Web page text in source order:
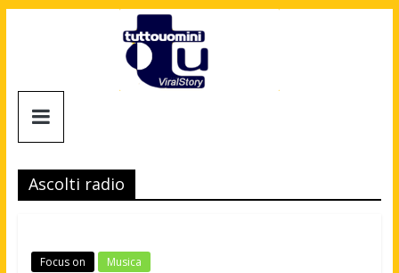
Tuttouomini
Tv,
Cinema,
news
Ascolti radio
Focus on Musica